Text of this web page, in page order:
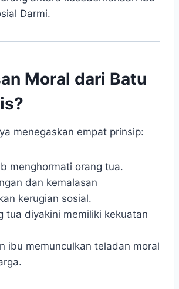
Darmi.
Moral dari Batu
menegaskan empat prinsip:
menghormati orang tua.
dan kemalasan
kerugian sosial.
tua diyakini memiliki kekuatan
ibu memunculkan teladan moral